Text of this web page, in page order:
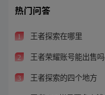
热门问答
1 王者探索在哪里
2 王者荣耀账号能出售吗
3 王者探索的四个地方